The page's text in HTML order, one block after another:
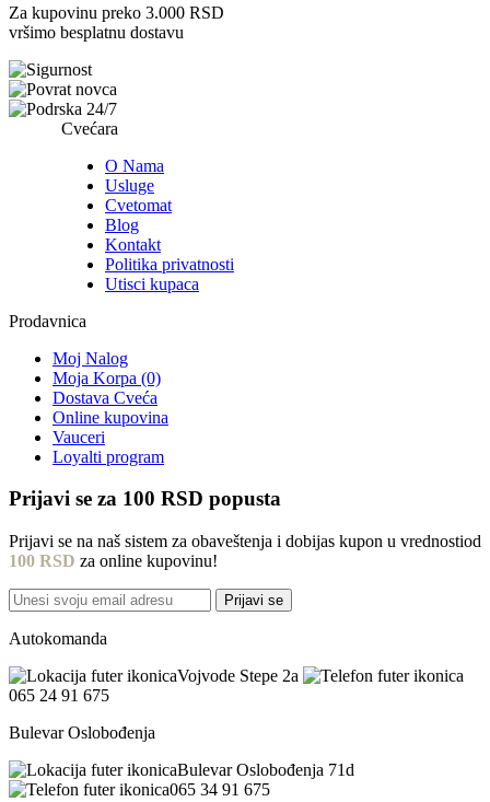
Za kupovinu preko 3.000 RSD
vršimo besplatnu dostavu
Cvećara
O Nama
Usluge
Cvetomat
Blog
Kontakt
Politika privatnosti
Utisci kupaca
Prodavnica
Moj Nalog
Moja Korpa (0)
Dostava Cveća
Online kupovina
Vauceri
Loyalti program
Prijavi se za 100 RSD popusta
Prijavi se na naš sistem za obaveštenja i dobijas kupon u vrednostiod
100 RSD za online kupovinu!
Prijavi se
Autokomanda
Vojvode Stepe 2a
065 24 91 675
Bulevar Oslobođenja
Bulevar Oslobođenja 71d
065 34 91 675